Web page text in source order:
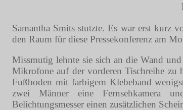
Samantha Smits stutzte. Es war erst kurz
den Raum für diese Pressekonferenz am
Missmutig lehnte sie sich an die Wand
Mikrofone auf der vorderen Tischreihe zu
Fußboden mit farbigem Klebeband
zwei Männer eine Fernsehkamera
Belichtungsmesser einen zusätzlichen